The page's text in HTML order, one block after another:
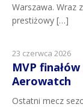
Warszawa. Wraz
prestiżowy […]
23 czerwca 2026
MVP
Aerowatch
Ostatni mecz